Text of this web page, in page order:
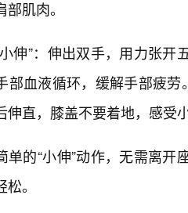
肌肉。
伸”：伸出双手，用力张
部血液循环，缓解手部疲
伸直，膝盖不要着地，感受
单的“小伸”动作，无需离
。